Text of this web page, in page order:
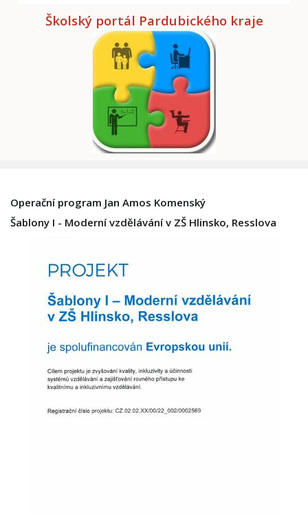
Školský portál Pardubického kraje
Operační program Jan Amos Komenský
Šablony I - Moderní vzdělávání v ZŠ Hlinsko, Resslova